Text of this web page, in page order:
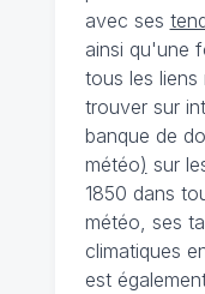
avec ses
ainsi qu'une
tous les
trouver sur
banque de
météo) sur
1850 dans
météo, ses
climatiques
est